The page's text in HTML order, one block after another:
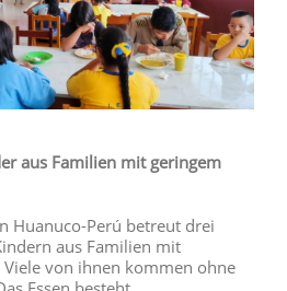
aus Familien mit geringem
Huanuco-Perú betreut drei
aus Familien mit
von ihnen kommen ohne